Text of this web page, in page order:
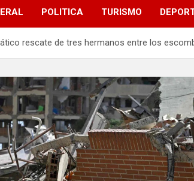
POLITICA TURISMO
rescate de tres hermanos entre los